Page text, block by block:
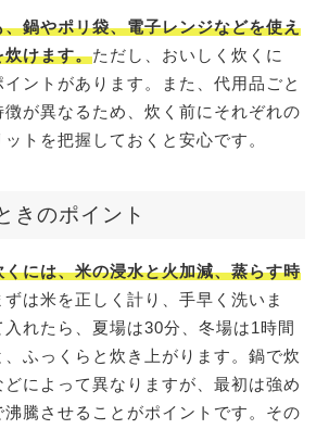
鍋やポリ袋、電子レンジなどを使え
炊けます。ただし、おいしく炊くに
ントがあります。また、代用品ごと
が異なるため、炊く前にそれぞれの
トを把握しておくと安心です。
きのポイント
には、米の浸水と火加減、蒸らす時
ずは米を正しく計り、手早く洗いま
れたら、夏場は30分、冬場は1時間
ふっくらと炊き上がります。鍋で炊
どによって異なりますが、最初は強め
騰させることがポイントです。その